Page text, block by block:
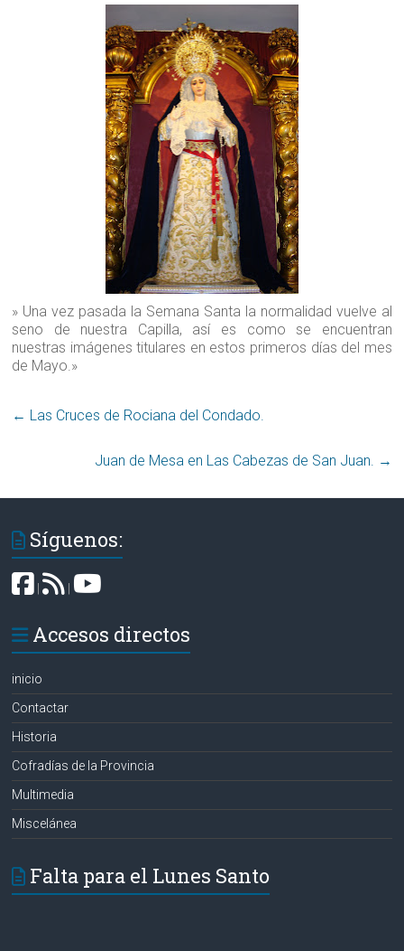
» Una vez pasada la Semana Santa la normalidad vuelve al
seno de nuestra Capilla, así es como se encuentran
nuestras imágenes titulares en estos primeros días del mes
de Mayo.»
← Las Cruces de Rociana del Condado‏.
Juan de Mesa en Las Cabezas de San Juan‏. →
Síguenos:
|
Accesos directos
inicio
Contactar
Historia
Cofradías de la Provincia
Multimedia
Miscelánea
Falta para el Lunes Santo